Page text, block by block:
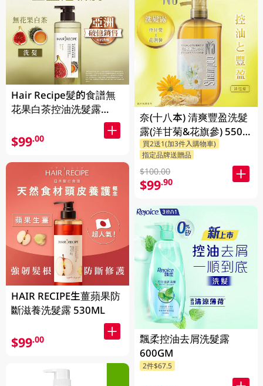
Hair Recipe髮的食譜無
花果白茶控油洗髮露
510ML(新舊裝隨機發貨)
$99.00
HAIR RECIPE生薑蘋果防
斷滋養洗髮露 530ML
$99.00
奈(十八本) 清爽豐盈洗髮
露(洋甘菊&花旗參) 550
ML
買2送1(加3件入購物車)
指定品牌送贈品
$100.00
$99.90
飄柔控油去屑洗髮露
600GM
2件$67.5